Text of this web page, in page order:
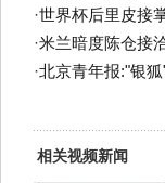
·世界杯后里皮接
·米兰暗度陈仓接
·北京青年报:"银
相关视频新闻